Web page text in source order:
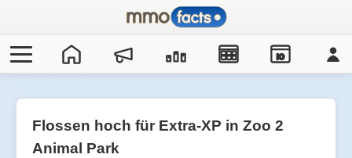
IO
Flossen hoch für Extra-XP in Zoo 2
Animal Park